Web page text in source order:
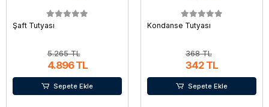
Şaft Tutyası
5.265 TL
4.896 TL
Sepete Ekle
Kondanse Tutyası
368 TL
342 TL
Sepete Ekle